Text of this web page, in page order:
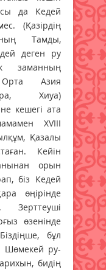
да Кедей
(Қазірдің
Тамды,
деген ру
заманның
Орта Азия
Хиуа)
кешегі ата
XVIII
Қазалы
Кейін
орын
біз Кедей
өңірінде
Зерттеуші
өзенінде
бұл
Шөмекей ру-
бидің